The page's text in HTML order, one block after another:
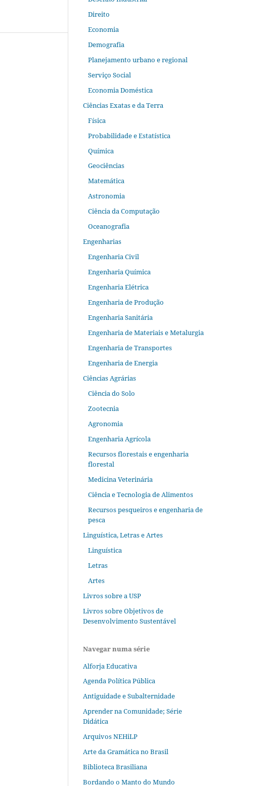
Direito
Economia
Demografia
Planejamento urbano e regional
Serviço Social
Economia Doméstica
Ciências Exatas e da Terra
Física
Probabilidade e Estatística
Química
Geociências
Matemática
Astronomia
Ciência da Computação
Oceanografia
Engenharias
Engenharia Civil
Engenharia Química
Engenharia Elétrica
Engenharia de Produção
Engenharia Sanitária
Engenharia de Materiais e Metalurgia
Engenharia de Transportes
Engenharia de Energia
Ciências Agrárias
Ciência do Solo
Zootecnia
Agronomia
Engenharia Agrícola
Recursos florestais e engenharia
florestal
Medicina Veterinária
Ciência e Tecnologia de Alimentos
Recursos pesqueiros e engenharia de
pesca
Linguística, Letras e Artes
Linguística
Letras
Artes
Livros sobre a USP
Livros sobre Objetivos de
Desenvolvimento Sustentável
Navegar numa série
Alforja Educativa
Agenda Política Pública
Antiguidade e Subalternidade
Aprender na Comunidade; Série
Didática
Arquivos NEHiLP
Arte da Gramática no Brasil
Biblioteca Brasiliana
Bordando o Manto do Mundo